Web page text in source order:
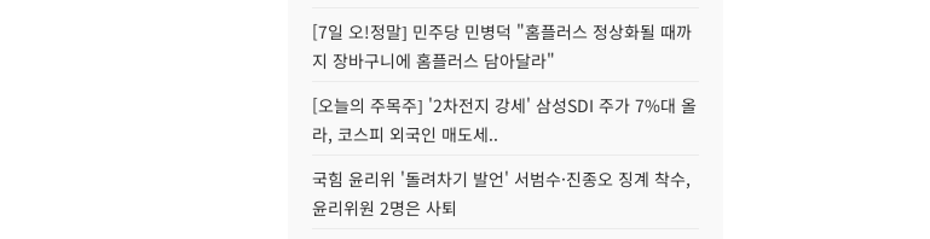
[7일 오!정말] 민주당 민병덕 "홈플러스 정상화될 때까
지 장바구니에 홈플러스 담아달라"
[오늘의 주목주] '2차전지 강세' 삼성SDI 주가 7%대 올
라, 코스피 외국인 매도세..
국힘 윤리위 '돌려차기 발언' 서범수·진종오 징계 착수,
윤리위원 2명은 사퇴